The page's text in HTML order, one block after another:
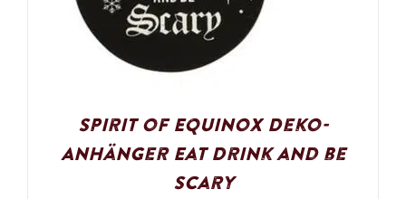
Spirit of Equinox Deko-
Anhänger Eat Drink and be
Scary